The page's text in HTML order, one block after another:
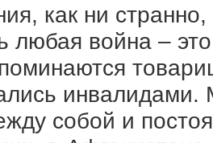
как ни
любая война –
собой и